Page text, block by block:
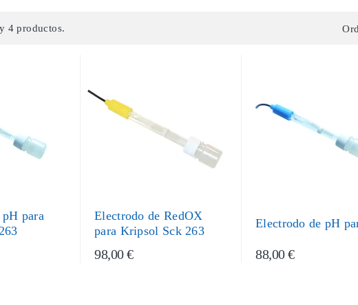
4 productos.
para
Electrodo de RedOX
para Kripsol Sck 263
98,00 €
Electrodo de pH
88,00 €